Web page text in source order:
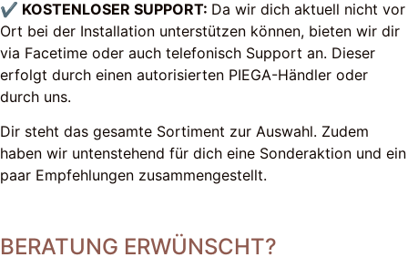
✔ KOSTENLOSER SUPPORT: Da wir dich aktuell nicht vor
Ort bei der Installation unterstützen können, bieten wir dir
via Facetime oder auch telefonisch Support an. Dieser
erfolgt durch einen autorisierten PIEGA-Händler oder
durch uns.
Dir steht das gesamte Sortiment zur Auswahl. Zudem
haben wir untenstehend für dich eine Sonderaktion und ein
paar Empfehlungen zusammengestellt.
BERATUNG ERWÜNSCHT?